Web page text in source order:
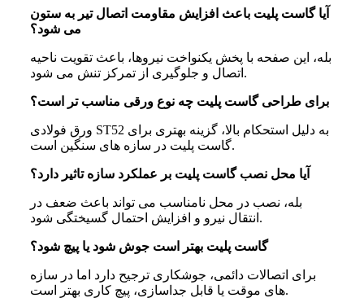
آیا گاست پلیت باعث افزایش مقاومت اتصال تیر به ستون
می‌ شود؟
بله، این صفحه با پخش یکنواخت نیروها، باعث تقویت ناحیه
اتصال و جلوگیری از تمرکز تنش می‌ شود.
برای طراحی گاست پلیت چه نوع ورقی مناسب‌ تر است؟
ورق فولادی ST52 به‌ دلیل استحکام بالا، گزینه بهتری برای
گاست پلیت‌ در سازه‌ های سنگین است.
آیا محل نصب گاست پلیت بر عملکرد سازه تاثیر دارد؟
بله، نصب در محل نامناسب می‌ تواند باعث ضعف در
انتقال نیرو و افزایش احتمال گسیختگی شود.
گاست پلیت بهتر است جوش شود یا پیچ شود؟
برای اتصالات دائمی، جوشکاری ترجیح دارد اما در سازه‌
های موقت یا قابل جداسازی، پیچ‌ کاری بهتر است.